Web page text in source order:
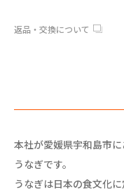
返品・交換について
本社が愛媛県宇和島市
うなぎです。
うなぎは日本の食文化